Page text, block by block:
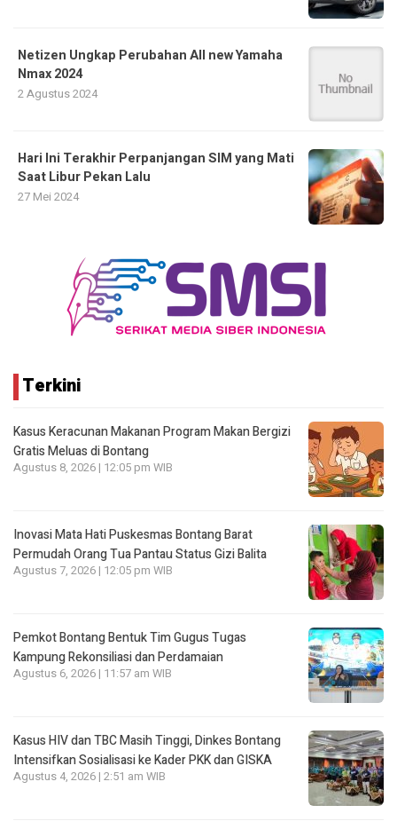
Netizen Ungkap Perubahan All new Yamaha
Nmax 2024
2 Agustus 2024
Hari Ini Terakhir Perpanjangan SIM yang Mati
Saat Libur Pekan Lalu
27 Mei 2024
Terkini
Kasus Keracunan Makanan Program Makan Bergizi
Gratis Meluas di Bontang
Agustus 8, 2026 | 12:05 pm WIB
Inovasi Mata Hati Puskesmas Bontang Barat
Permudah Orang Tua Pantau Status Gizi Balita
Agustus 7, 2026 | 12:05 pm WIB
Pemkot Bontang Bentuk Tim Gugus Tugas
Kampung Rekonsiliasi dan Perdamaian
Agustus 6, 2026 | 11:57 am WIB
Kasus HIV dan TBC Masih Tinggi, Dinkes Bontang
Intensifkan Sosialisasi ke Kader PKK dan GISKA
Agustus 4, 2026 | 2:51 am WIB